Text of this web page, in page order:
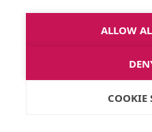
Öljyhampun
vakuustarrat
17.6. mennessä
ALLOW
COOKIE